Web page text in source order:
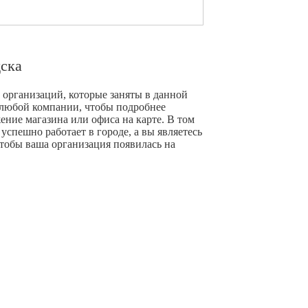
которые заняты в данной
компании, чтобы подробнее
магазина или офиса на карте. В том
работает в городе, а вы являетесь
ваша организация появилась на